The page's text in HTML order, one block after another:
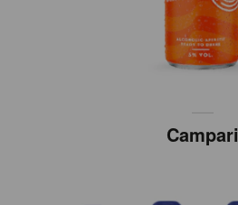
Campari